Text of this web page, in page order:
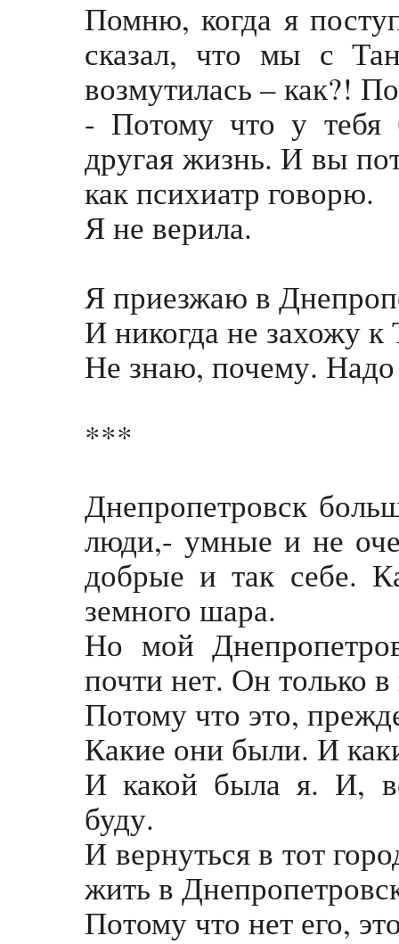
Помню, когда я
сказал, что мы с
возмутилась – как?!
- Потому что у тебя
другая жизнь. И вы
как психиатр говорю.
Я не верила.
Я приезжаю в
И никогда не захожу к
Не знаю, почему. Надо
***
Днепропетровск
люди,- умные и не
добрые и так себе.
земного шара.
Но мой
почти нет. Он только
Потому что это,
Какие они были. И
И какой была я. И,
буду.
И вернуться в тот
жить в
Потому что нет его,